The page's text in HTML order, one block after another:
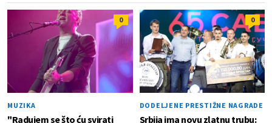
0
MUZIKA
"Radujem se što ću svirati
0
DODELJENE PRESTIŽNE NAGRADE
Srbija ima novu zlatnu trubu: